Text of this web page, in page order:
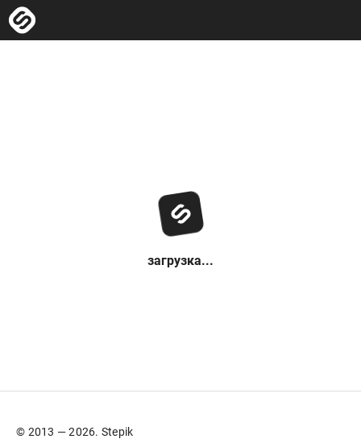
загрузка...
© 2013 — 2026. Stepik